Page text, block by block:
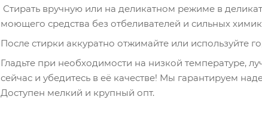
Стирать вручную или на деликатном режиме в
моющего средства без отбеливателей и сильных
После стирки аккуратно отжимайте или используйте
Гладьте при необходимости на низкой температуре,
сейчас и убедитесь в её качестве! Мы гарантируем
Доступен мелкий и крупный опт.